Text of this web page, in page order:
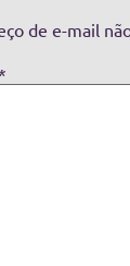
de e-mail